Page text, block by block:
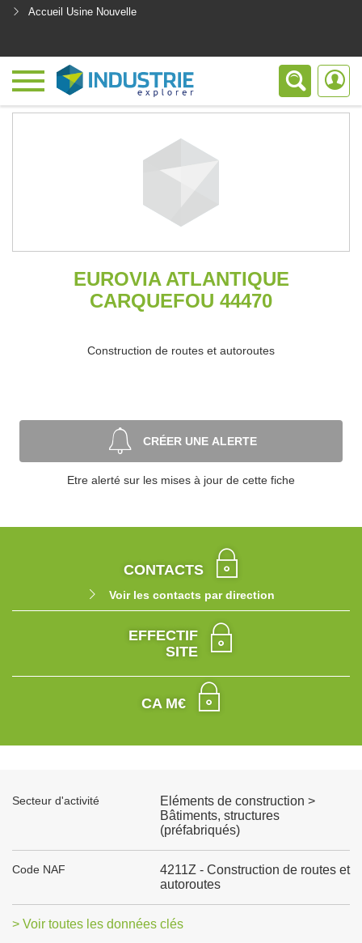
Accueil Usine Nouvelle
EUROVIA ATLANTIQUE
CARQUEFOU 44470
Construction de routes et autoroutes
CRÉER UNE ALERTE
Etre alerté sur les mises à jour de cette fiche
CONTACTS
Voir les contacts par direction
EFFECTIF
SITE
CA M€
Secteur d'activité
Eléments de construction >
Bâtiments, structures
(préfabriqués)
Code NAF
4211Z - Construction de routes et
autoroutes
> Voir toutes les données clés